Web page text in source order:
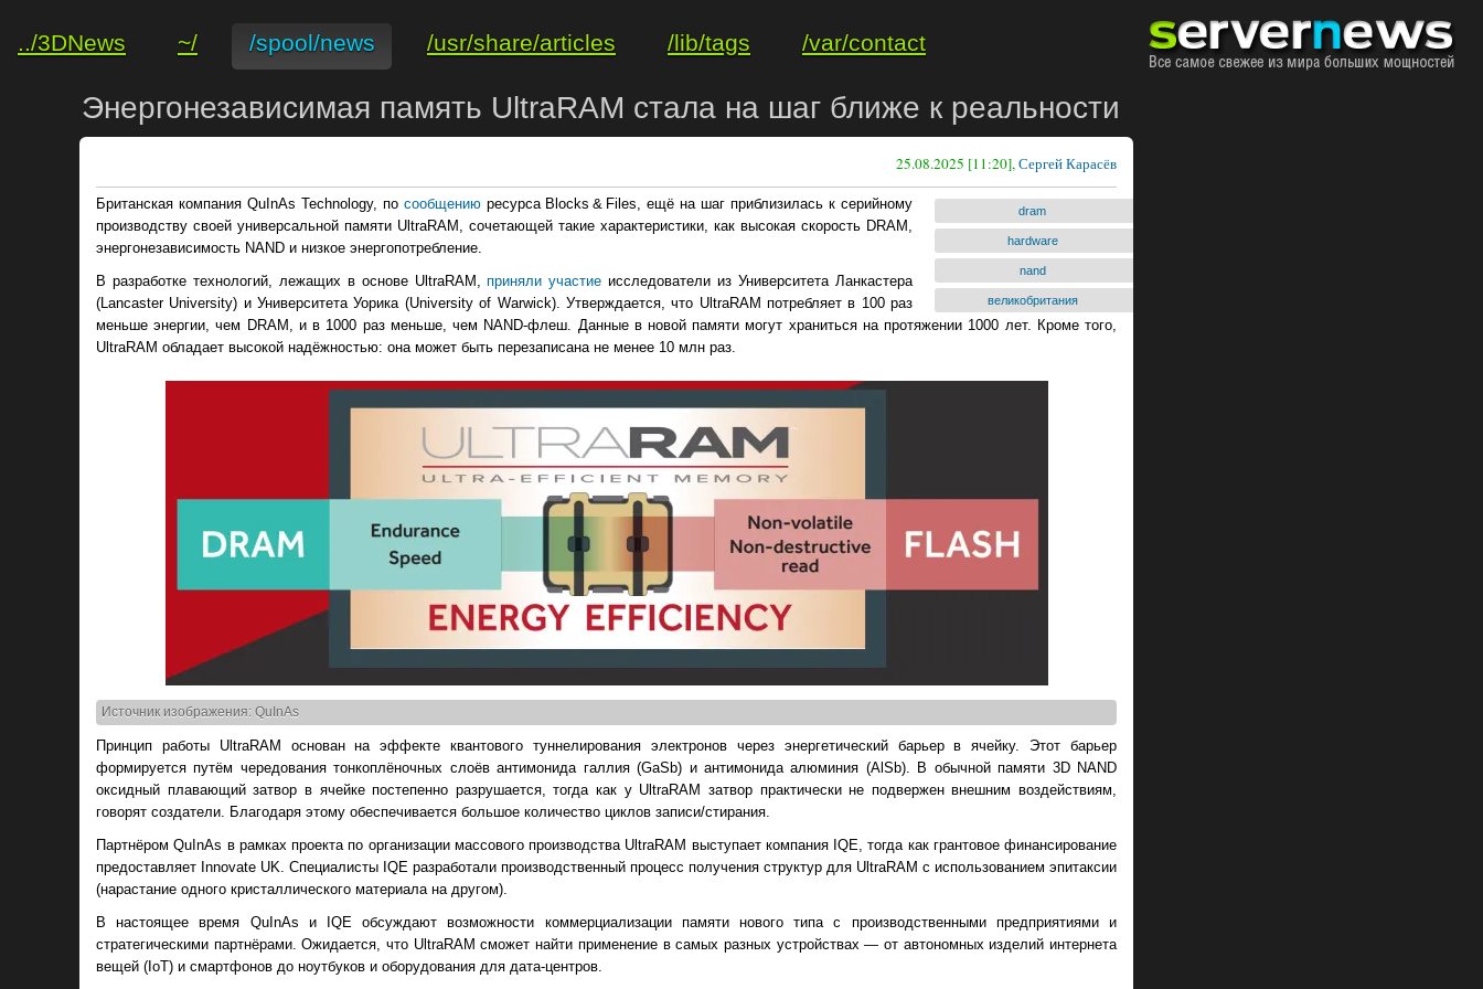
../3DNews ~/ /spool/news /usr/share/articles /lib/tags /var/contact
Энергонезависимая память UltraRAM стала на шаг ближе к реальности
25.08.2025 [11:20],Сергей Карасёв
dram
hardware
nand
великобритания
Британская компания QuInAs Technology, по сообщениюресурса Blocks & Files, ещё на шаг приблизилась к серийному
производству своей универсальной памяти UltraRAM, сочетающей такие характеристики, как высокая скорость DRAM,
энергонезависимость NAND и низкое энергопотребление.
В разработке технологий, лежащих в основе UltraRAM,приняли участие исследователи из Университета Ланкастера
(Lancaster University) и Университета Уорика (University of Warwick). Утверждается, что UltraRAM потребляет в 100 раз
меньше энергии, чем DRAM, и в 1000 раз меньше, чем NAND-флеш. Данные в новой памяти могут храниться на протяжении 1000 лет. Кроме того,
UltraRAM обладает высокой надёжностью: она может быть перезаписана не менее 10 млн раз.
Источник изображения: QuInAs
Принцип работы UltraRAM основан на эффекте квантового туннелирования электронов через энергетический барьер в ячейку. Этот барьер
формируется путём чередования тонкоплёночных слоёв антимонида галлия (GaSb) и антимонида алюминия (AlSb). В обычной памяти 3D NAND
оксидный плавающий затвор в ячейке постепенно разрушается, тогда как у UltraRAM затвор практически не подвержен внешним воздействиям,
говорят создатели. Благодаря этому обеспечивается большое количество циклов записи/стирания.
Партнёром QuInAs в рамках проекта по организации массового производства UltraRAM выступает компания IQE, тогда как грантовое финансирование
предоставляет Innovate UK. Специалисты IQE разработали производственный процесс получения структур для UltraRAM с использованием эпитаксии
(нарастание одного кристаллического материала на другом).
В настоящее время QuInAs и IQE обсуждают возможности коммерциализации памяти нового типа с производственными предприятиями и
стратегическими партнёрами. Ожидается, что UltraRAM сможет найти применение в самых разных устройствах — от автономных изделий интернета
вещей (IoT) и смартфонов до ноутбуков и оборудования для дата-центров.